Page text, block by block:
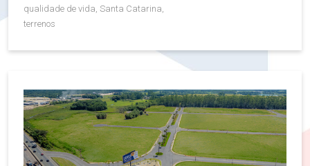
qualidade de vida, Santa Catarina,
terrenos